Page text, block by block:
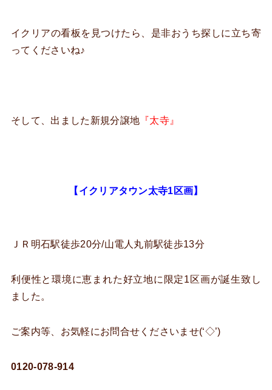
イクリアの看板を見つけたら、是非おうち探しに立ち寄
ってくださいね♪
そして、出ました新規分譲地 『太寺』
【イクリアタウン太寺1区画】
ＪＲ明石駅徒歩20分/山電人丸前駅徒歩13分
利便性と環境に恵まれた好立地に限定1区画が誕生致し
ました。
ご案内等、お気軽にお問合せくださいませ(‘◇’)ゞ
0120-078-914